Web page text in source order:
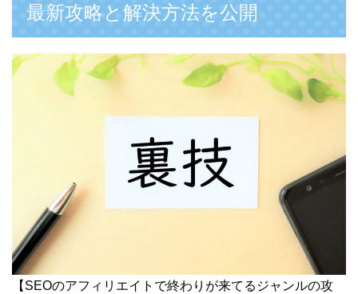
最新攻略と解決方法を公開
【SEOのアフィリエイトで終わりが来てるジャンルの攻